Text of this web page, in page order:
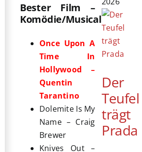
Bester Film –
Komödie/Musical
Once Upon A
Time In
Hollywood –
Quentin
Tarantino
Dolemite Is My
Name – Craig
Brewer
Knives Out –
Der
Teufel
trägt
Prada